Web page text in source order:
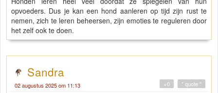
opvoeders. Dus je kan een hond aanleren op tijd zijn rust te
nemen, zich te leren beheersen, zijn emoties te reguleren door
het zelf ook te doen.
Sandra
02 augustus 2025 om 11:13 " quote "
+0